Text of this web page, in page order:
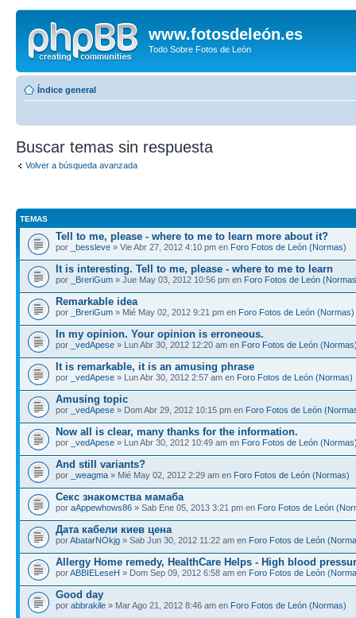
www.fotosdeleón.es
Todo Sobre Fotos de León
Índice general
Buscar temas sin respuesta
Volver a búsqueda avanzada
TEMAS
Tell to me, please - where to me to learn more about it?
por _bessleve » Vie Abr 27, 2012 4:10 pm en Foro Fotos de León (Normas)
It is interesting. Tell to me, please - where to me to learn
por _BreriGum » Jue May 03, 2012 10:56 pm en Foro Fotos de León
Remarkable idea
por _BreriGum » Mié May 02, 2012 9:21 pm en Foro Fotos de León (Normas)
In my opinion. Your opinion is erroneous.
por _vedApese » Lun Abr 30, 2012 12:20 am en Foro Fotos de León
It is remarkable, it is an amusing phrase
por _vedApese » Lun Abr 30, 2012 2:57 am en Foro Fotos de León (Normas)
Amusing topic
por _vedApese » Dom Abr 29, 2012 10:15 pm en Foro Fotos de León
Now all is clear, many thanks for the information.
por _vedApese » Lun Abr 30, 2012 10:49 am en Foro Fotos de León
And still variants?
por _weagma » Mié May 02, 2012 2:29 am en Foro Fotos de León (Normas)
Секс знакомства мамаба
por aAppewhows86 » Sab Ene 05, 2013 3:21 pm en Foro Fotos de León
Дата кабели киев цена
porAbatarNOkjg » Sab Jun 30, 2012 11:22 am en Foro Fotos de León
Allergy Home remedy, HealthCare Helps - High blood
porABBIELeseH » Dom Sep 09, 2012 6:58 am en Foro Fotos de León
Good day
por abbrakile » Mar Ago 21, 2012 8:46 am en Foro Fotos de León (Normas)